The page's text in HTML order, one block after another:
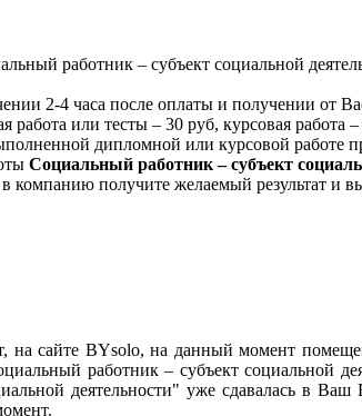
работник – субъект социальной
2-4 часа после оплаты и получении от
работа или тесты – 30 руб, курсовая
дипломной или курсовой работе
Социальный работник – субъект
компанию получите желаемый результат и
на сайте BYsolo, на данный момент
работник – субъект социальной
деятельности" уже сдавалась в